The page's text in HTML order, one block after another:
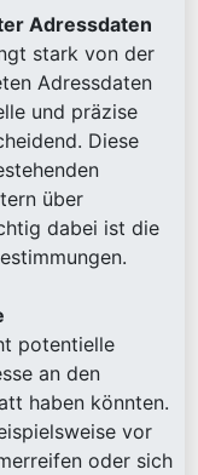
Adressdaten
stark von der
Adressdaten
und präzise
Diese
über
dabei ist die
potentielle
an den
haben könnten.
vor
oder sich